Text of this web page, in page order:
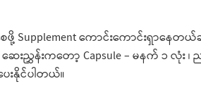
ကောင်းကောင်းရှာနေတယ်
န်းကတော့ Capsule – မနက် ၁ လုံး ၊ ည
းနိုင်ပါတယ်။